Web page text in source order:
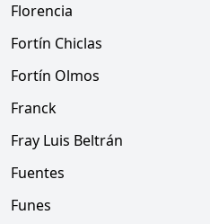
Florencia
Fortín Chiclas
Fortín Olmos
Franck
Fray Luis Beltrán
Fuentes
Funes